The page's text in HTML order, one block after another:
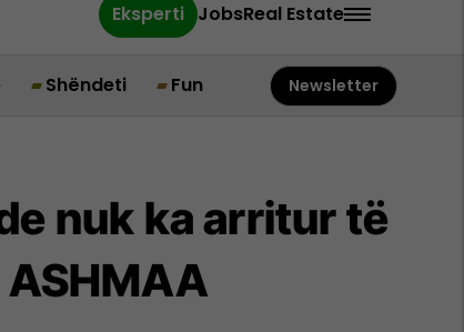
Eksperti JobsReal Estate
Shëndeti Fun Newsletter
nuk ka arritur të